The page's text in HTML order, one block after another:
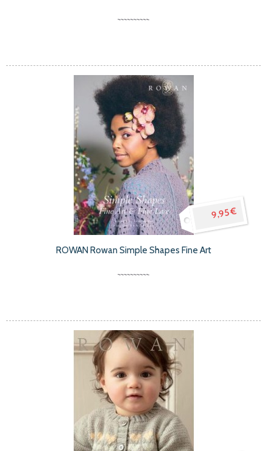
9,95 €
ROWAN Rowan Simple Shapes Fine Art